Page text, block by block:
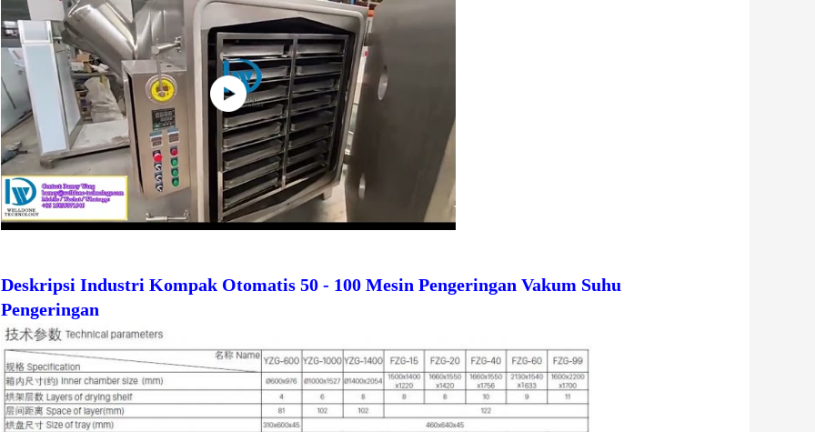
Deskripsi Industri Kompak Otomatis 50 - 100 Mesin Pengeringan Vakum Suhu
Pengeringan